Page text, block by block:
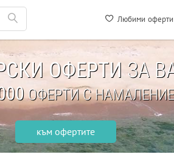
Любими оферти
ОФЕРТИ ЗА
ОФЕРТИ С НАМАЛЕНИЕ
към офертите